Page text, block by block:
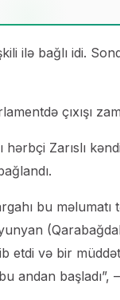
ilə bağlı idi.
çıxışı
Zarıslı
bu məlumatı
etdi və bir
andan başladı”,